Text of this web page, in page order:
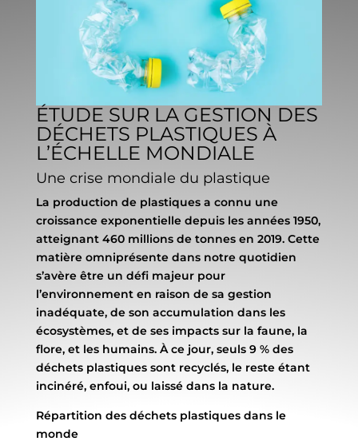
ÉTUDE SUR LA GESTION DES
DÉCHETS PLASTIQUES À
L’ÉCHELLE MONDIALE
Une crise mondiale du plastique
La production de plastiques a connu une
croissance exponentielle depuis les années 1950,
atteignant 460 millions de tonnes en 2019. Cette
matière omniprésente dans notre quotidien
s’avère être un défi majeur pour
l’environnement en raison de sa gestion
inadéquate, de son accumulation dans les
écosystèmes, et de ses impacts sur la faune, la
flore, et les humains. À ce jour, seuls 9 % des
déchets plastiques sont recyclés, le reste étant
incinéré, enfoui, ou laissé dans la nature.
Répartition des déchets plastiques dans le
monde